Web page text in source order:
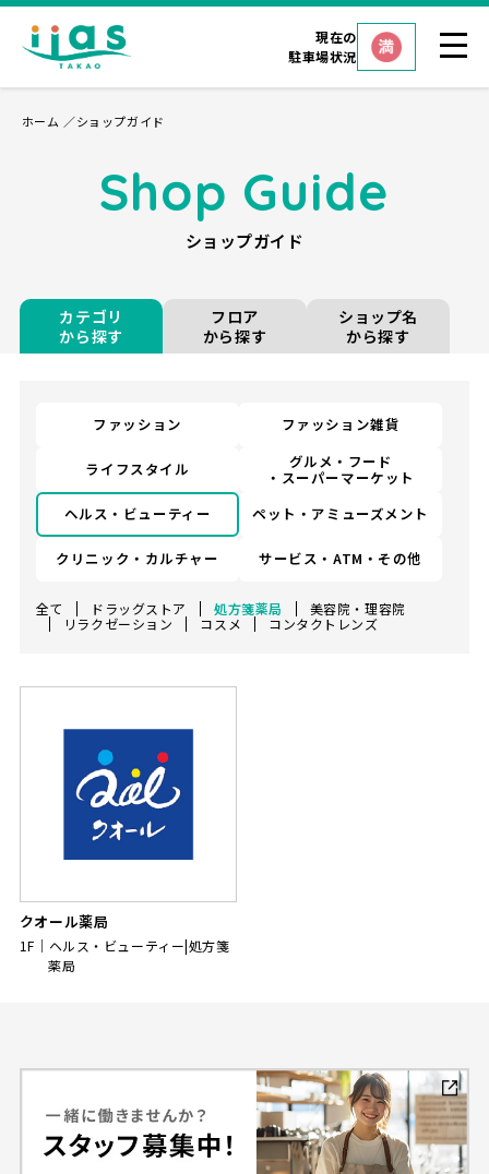
現在の
駐車場状況
ホーム ショップガイド
Shop Guide
ショップガイド
カテゴリ
から探す
フロア
から探す
ショップ名
から探す
ファッション ファッション雑貨
ライフスタイル グルメ・フード
・スーパーマーケット
ヘルス・ビューティー
ペット・アミューズメント
クリニック・カルチャー サービス・ATM・その他
全て ドラッグストア 処方箋薬局
美容院・理容院
リラクゼーション
コスメ コンタクトレンズ
クオール薬局
1F
ヘルス・ビューティー|処方箋
薬局